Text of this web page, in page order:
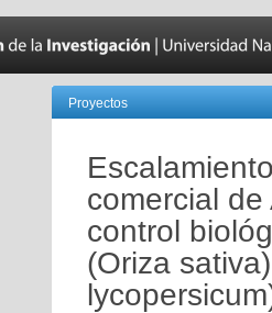
Proyectos
comercial
control
(Oriza